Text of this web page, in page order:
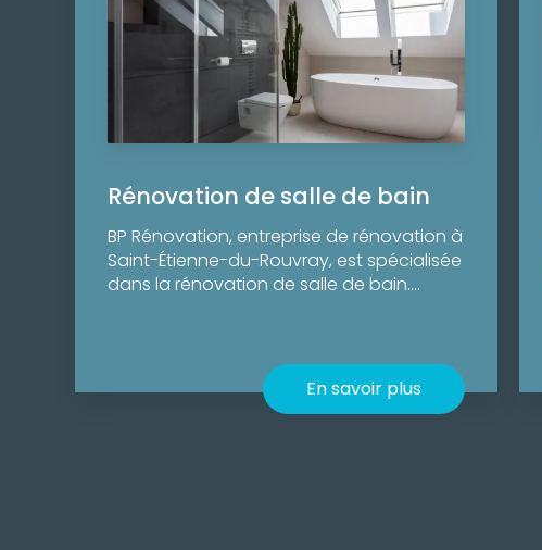
Rénovation de salle de bain
BP Rénovation, entreprise de rénovation à
Saint-Étienne-du-Rouvray, est spécialisée
dans la rénovation de salle de bain....
En savoir plus